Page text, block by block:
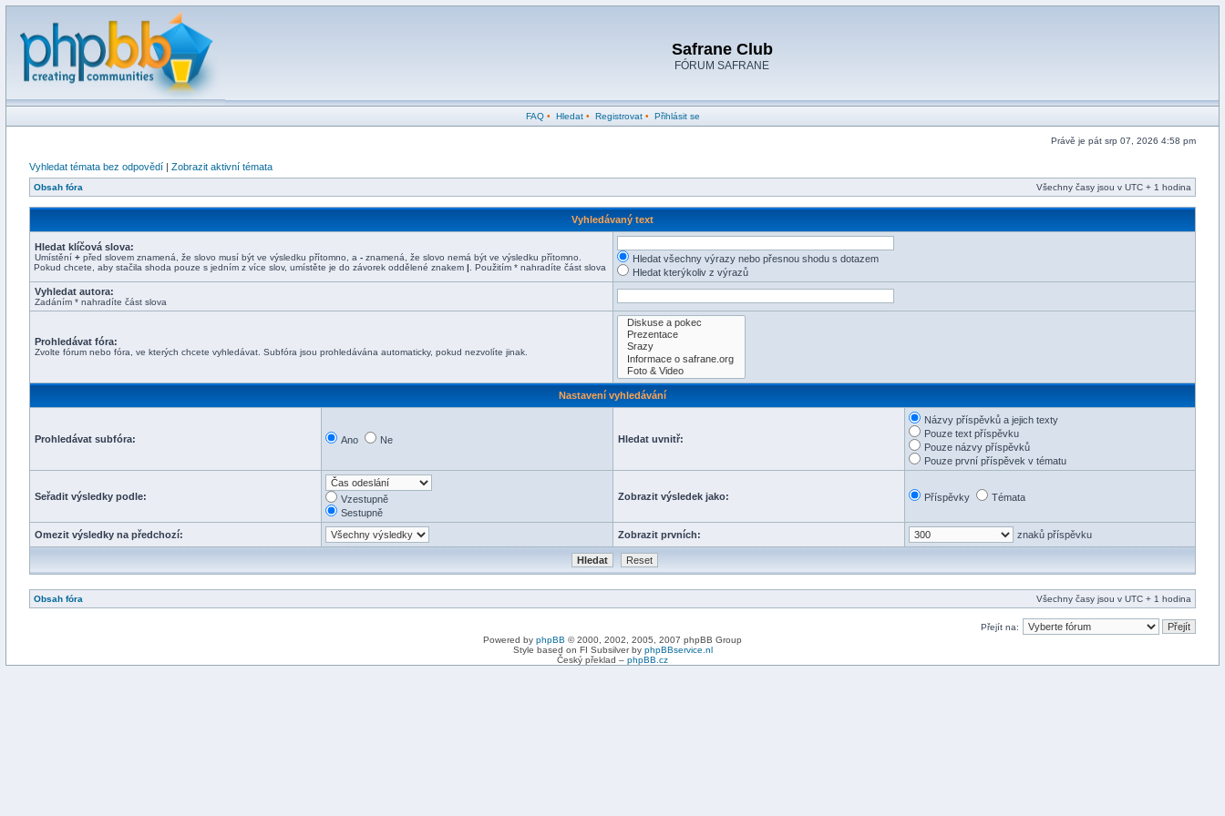
Safrane Club
FÓRUM SAFRANE
FAQ• Hledat• Registrovat• Přihlásit se
Právě je pát srp 07, 2026 4:58 pm
Vyhledat témata bez odpovědí | Zobrazit aktivní témata
Obsah fóra Všechny časy jsou v UTC + 1 hodina
Vyhledávaný text
Hledat klíčová slova:
Umístění + před slovem znamená, že slovo musí být ve výsledku přítomno, a - znamená, že slovo nemá být ve výsledku přítomno.
Pokud chcete, aby stačila shoda pouze s jedním z více slov, umístěte je do závorek oddělené znakem | . Použitím * nahradíte část slova
Hledat všechny výrazy nebo přesnou shodu s dotazem
Hledat kterýkoliv z výrazů
Vyhledat autora:
Zadáním * nahradíte část slova
Prohledávat fóra:
Zvolte fórum nebo fóra, ve kterých chcete vyhledávat. Subfóra jsou prohledávána automaticky, pokud nezvolíte jinak.
Nastavení vyhledávání
Prohledávat subfóra: Ano Ne Hledat uvnitř:
Názvy příspěvků a jejich texty
Pouze text příspěvku
Pouze názvy příspěvků
Pouze první příspěvek v tématu
Seřadit výsledky podle:
Vzestupně
Sestupně
Zobrazit výsledek jako: Příspěvky Témata
Omezit výsledky na předchozí: Zobrazit prvních: znaků příspěvku
Obsah fóra Všechny časy jsou v UTC + 1 hodina
Přejít na:
Powered by phpBB © 2000, 2002, 2005, 2007 phpBB Group
Style based on FI Subsilver by phpBBservice.nl
Český překlad – phpBB.cz